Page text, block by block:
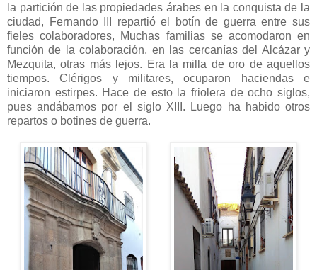
la partición de las propiedades árabes en la conquista de la
ciudad, Fernando III repartió el botín de guerra entre sus
fieles colaboradores, Muchas familias se acomodaron en
función de la colaboración, en las cercanías del Alcázar y
Mezquita, otras más lejos. Era la milla de oro de aquellos
tiempos. Clérigos y militares, ocuparon haciendas e
iniciaron estirpes. Hace de esto la friolera de ocho siglos,
pues andábamos por el siglo XIII. Luego ha habido otros
repartos o botines de guerra.